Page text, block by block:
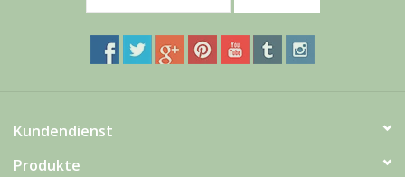
Kundendienst
Produkte